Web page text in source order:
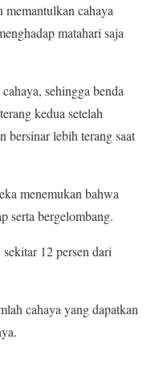
cahaya
matahari saja
sehingga benda
kedua setelah
bersinar lebih terang saat
menemukan bahwa
serta bergelombang.
12 persen dari
cahaya yang dapatkan